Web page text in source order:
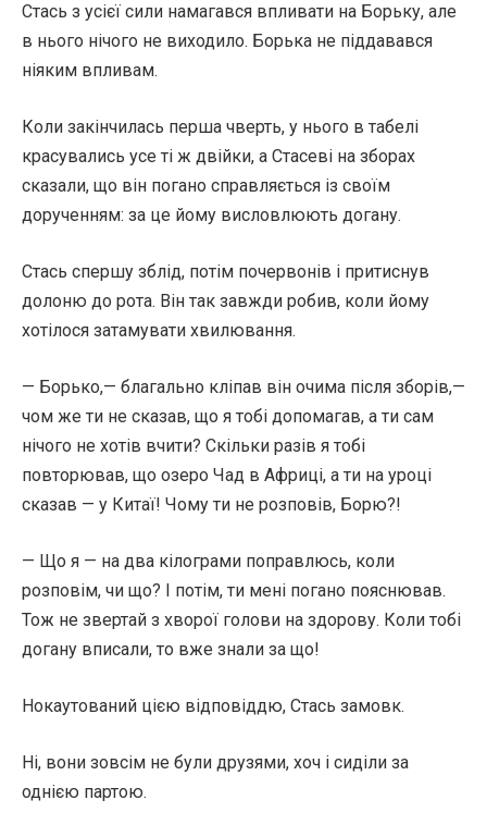
Стась з усієї сили намагався впливати на Борьку, але
в нього нічого не виходило. Борька не піддавався
ніяким впливам.
Коли закінчилась перша чверть, у нього в табелі
красувались усе ті ж двійки, а Стасеві на зборах
сказали, що він погано справляється із своїм
дорученням: за це йому висловлюють догану.
Стась спершу зблід, потім почервонів і притиснув
долоню до рота. Він так завжди робив, коли йому
хотілося затамувати хвилювання.
— Борько,— благально кліпав він очима після зборів,—
чом же ти не сказав, що я тобі допомагав, а ти сам
нічого не хотів вчити? Скільки разів я тобі
повторював, що озеро Чад в Африці, а ти на уроці
сказав — у Китаї! Чому ти не розповів, Борю?!
— Що я — на два кілограми поправлюсь, коли
розповім, чи що? І потім, ти мені погано пояснював.
Тож не звертай з хворої голови на здорову. Коли тобі
догану вписали, то вже знали за що!
Нокаутований цією відповіддю, Стась замовк.
Ні, вони зовсім не були друзями, хоч і сиділи за
однією партою.